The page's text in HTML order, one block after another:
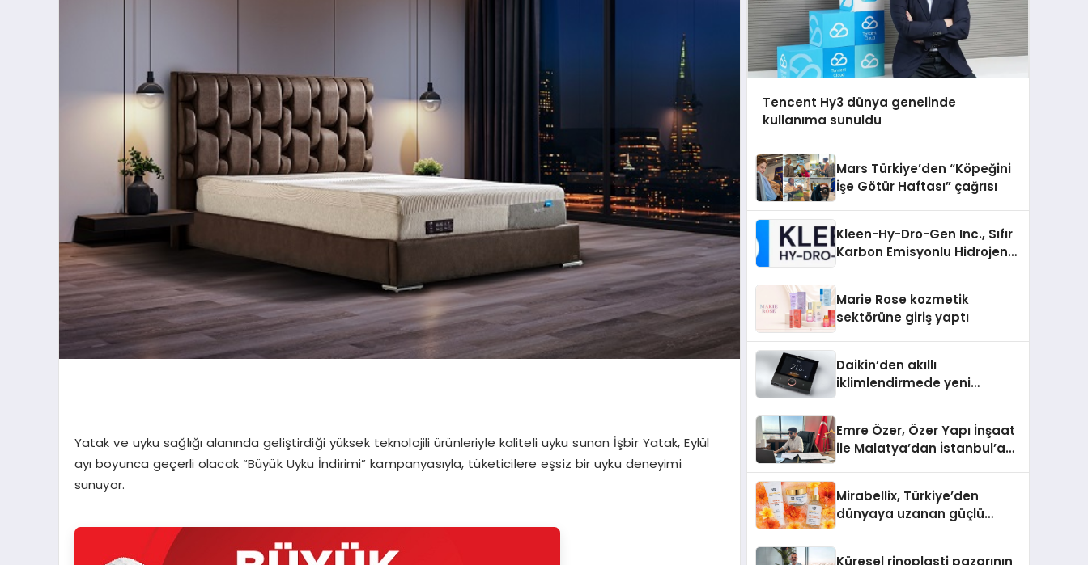
Yatak ve uyku sağlığı alanında geliştirdiği yüksek teknolojili ürünleriyle kaliteli uyku sunan İşbir Yatak, Eylül
ayı boyunca geçerli olacak “Büyük Uyku İndirimi” kampanyasıyla, tüketicilere eşsiz bir uyku deneyimi
sunuyor.
Tencent Hy3 dünya genelinde
kullanıma sunuldu
Mars Türkiye’den “Köpeğini
İşe Götür Haftası” çağrısı
Kleen-Hy-Dro-Gen Inc., Sıfır
Karbon Emisyonlu Hidrojen
Aldı
Marie Rose kozmetik
sektörüne giriş yaptı
Daikin’den akıllı
iklimlendirmede yeni
Emre Özer, Özer Yapı İnşaat
ile Malatya’dan İstanbul’a
Mirabellix, Türkiye’den
dünyaya uzanan güçlü
Küresel rinoplasti pazarının